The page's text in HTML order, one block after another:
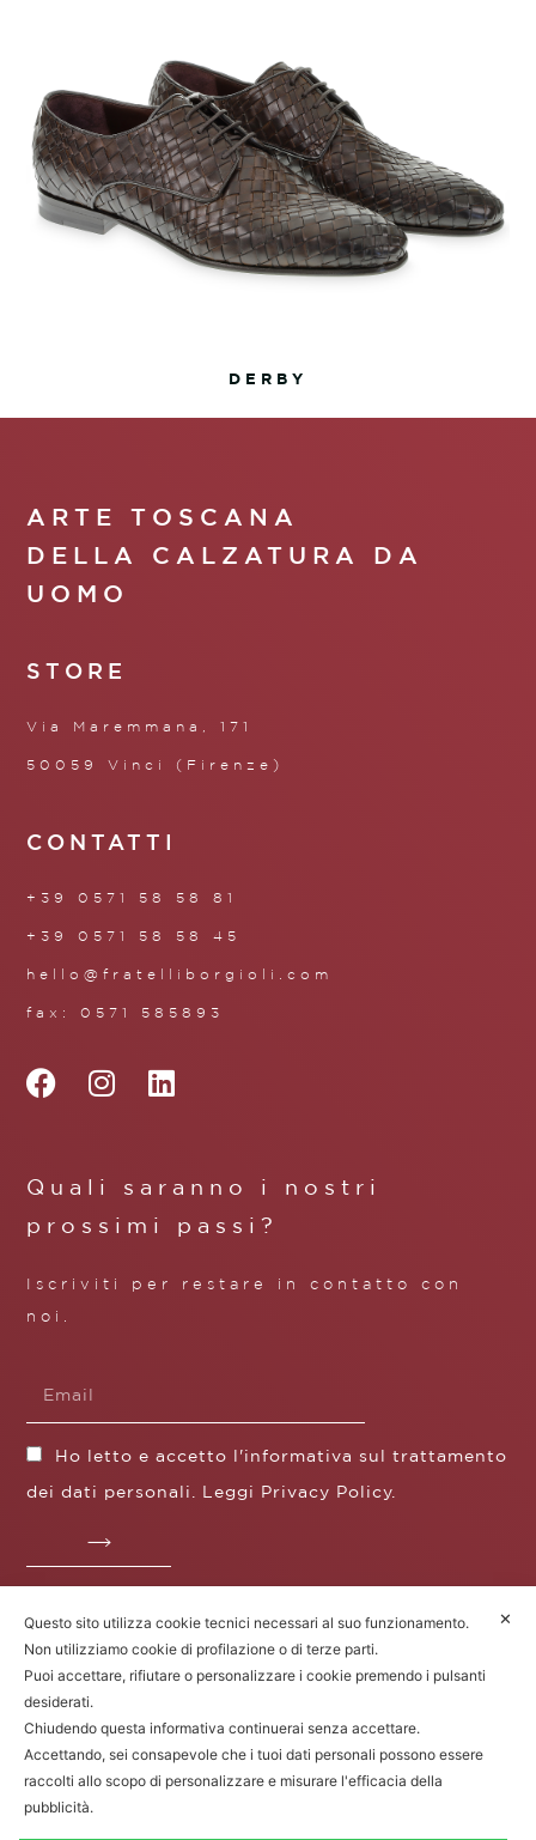
DERBY
ARTE TOSCANA
DELLA CALZATURA DA
UOMO
STORE
Via Maremmana, 171
50059 Vinci (Firenze)
CONTATTI
+39 0571 58 58 81
+39 0571 58 58 45
hello@fratelliborgioli.com
fax: 0571 585893
Quali saranno i nostri
prossimi passi?
Iscriviti per restare in contatto con
noi.
Ho letto e accetto l'informativa sul trattamento
dei dati personali. Leggi Privacy Policy
Operazione / progetto co-finanziato dal POS FESR
Toscana 2014-2020
Fratelli Borgioli Srl – Via
✕
Questo sito utilizza cookie tecnici necessari al suo funzionamento.
Non utilizziamo cookie di profilazione o di terze parti.
Puoi accettare, rifiutare o personalizzare i cookie premendo i pulsanti
desiderati.
Chiudendo questa informativa continuerai senza accettare.
Accettando, sei consapevole che i tuoi dati personali possono essere
raccolti allo scopo di personalizzare e misurare l'efficacia della
pubblicità.